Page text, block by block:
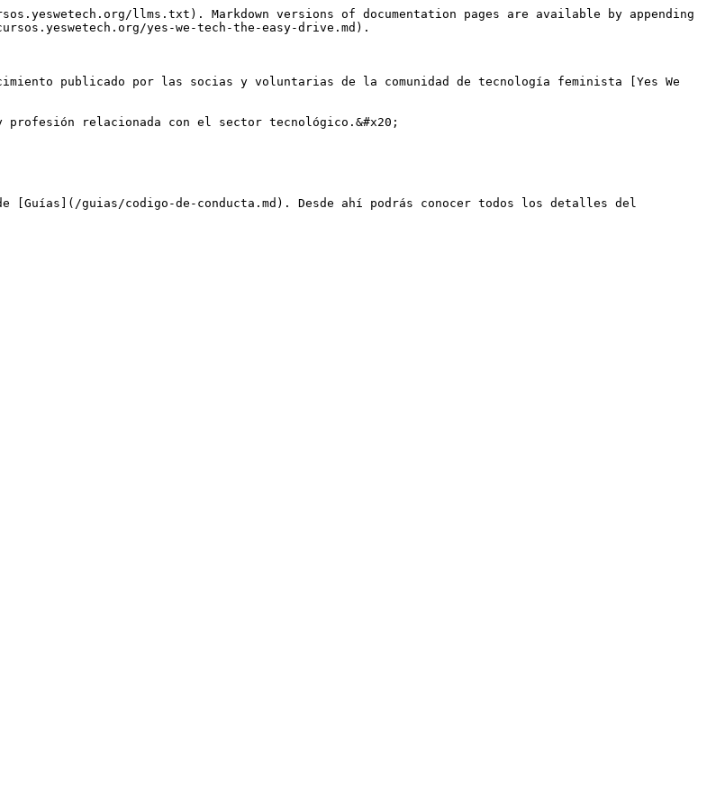
llms.txt). Markdown versions of documentation pages are available by appending
yes-we-tech-the-easy-drive.md).
publicado por las socias y voluntarias de la comunidad de tecnología feminista [Yes We
relacionada con el sector tecnológico.&#x20;
guias/codigo-de-conducta.md). Desde ahí podrás conocer todos los detalles del